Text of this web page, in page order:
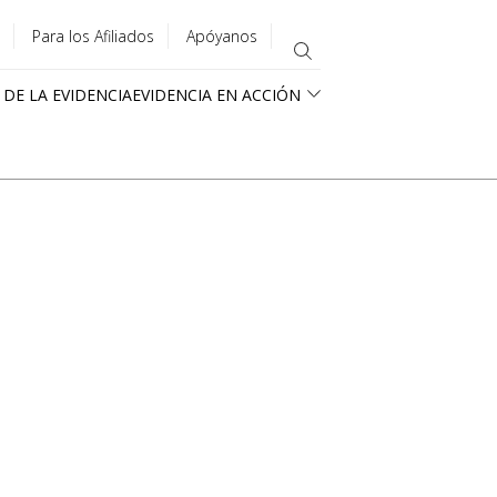
Para los Afiliados Apóyanos
LA EVIDENCIAEVIDENCIA EN ACCIÓN